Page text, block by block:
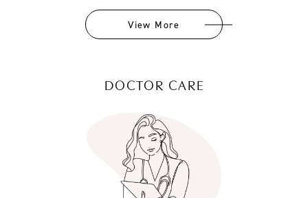
View More
DOCTOR CARE